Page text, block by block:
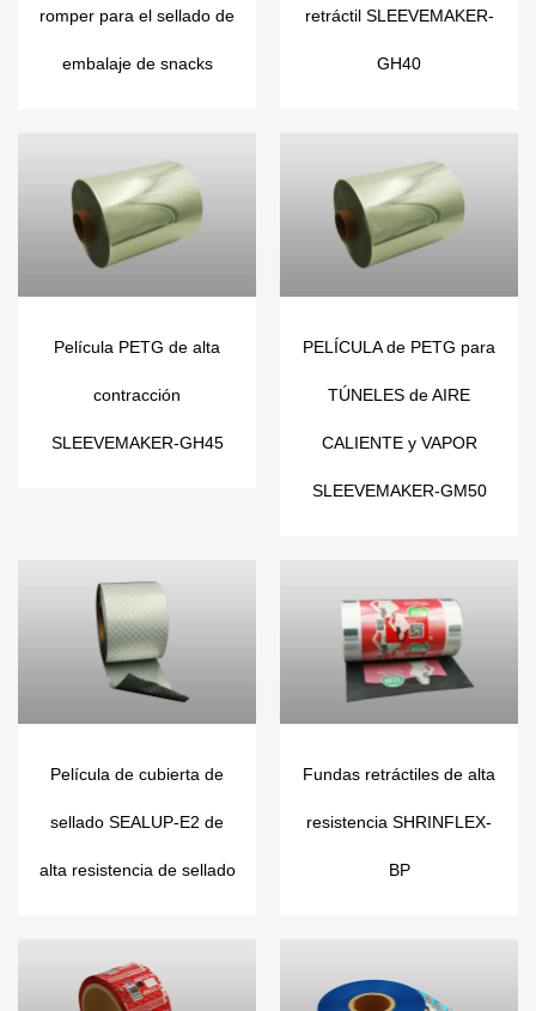
romper para el sellado de
embalaje de snacks
retráctil SLEEVEMAKER-
GH40
Película PETG de alta
contracción
SLEEVEMAKER-GH45
PELÍCULA de PETG para
TÚNELES de AIRE
CALIENTE y VAPOR
SLEEVEMAKER-GM50
Película de cubierta de
sellado SEALUP-E2 de
alta resistencia de sellado
Fundas retráctiles de alta
resistencia SHRINFLEX-
BP